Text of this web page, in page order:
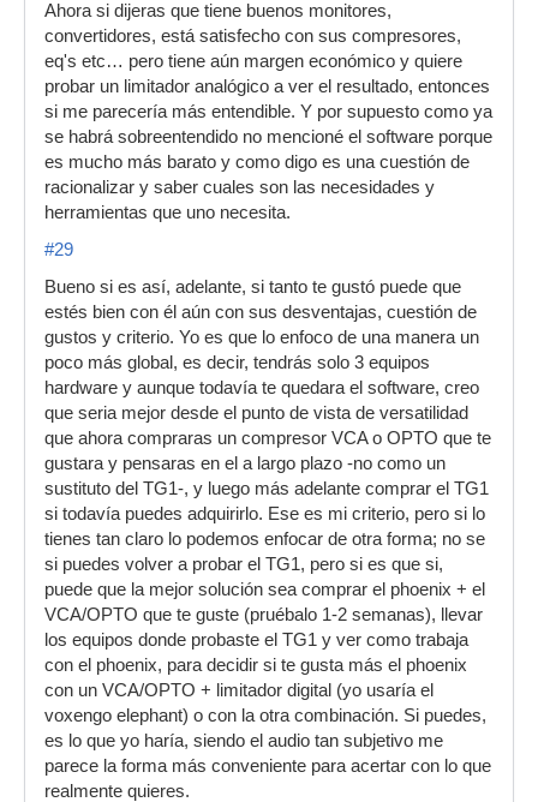
Ahora si dijeras que tiene buenos monitores,
convertidores, está satisfecho con sus compresores,
eq's etc… pero tiene aún margen económico y quiere
probar un limitador analógico a ver el resultado, entonces
si me parecería más entendible. Y por supuesto como ya
se habrá sobreentendido no mencioné el software porque
es mucho más barato y como digo es una cuestión de
racionalizar y saber cuales son las necesidades y
herramientas que uno necesita.
#29
Bueno si es así, adelante, si tanto te gustó puede que
estés bien con él aún con sus desventajas, cuestión de
gustos y criterio. Yo es que lo enfoco de una manera un
poco más global, es decir, tendrás solo 3 equipos
hardware y aunque todavía te quedara el software, creo
que seria mejor desde el punto de vista de versatilidad
que ahora compraras un compresor VCA o OPTO que te
gustara y pensaras en el a largo plazo -no como un
sustituto del TG1-, y luego más adelante comprar el TG1
si todavía puedes adquirirlo. Ese es mi criterio, pero si lo
tienes tan claro lo podemos enfocar de otra forma; no se
si puedes volver a probar el TG1, pero si es que si,
puede que la mejor solución sea comprar el phoenix + el
VCA/OPTO que te guste (pruébalo 1-2 semanas), llevar
los equipos donde probaste el TG1 y ver como trabaja
con el phoenix, para decidir si te gusta más el phoenix
con un VCA/OPTO + limitador digital (yo usaría el
voxengo elephant) o con la otra combinación. Si puedes,
es lo que yo haría, siendo el audio tan subjetivo me
parece la forma más conveniente para acertar con lo que
realmente quieres.